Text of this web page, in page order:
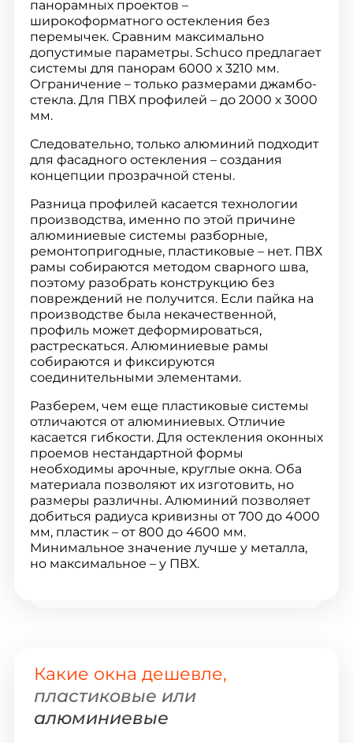
панорамных проектов –
широкоформатного остекления без
перемычек. Сравним максимально
допустимые параметры. Schuco предлагает
системы для панорам 6000 х 3210 мм.
Ограничение – только размерами джамбо-
стекла. Для ПВХ профилей – до 2000 х 3000
мм.
Следовательно, только алюминий подходит
для фасадного остекления – создания
концепции прозрачной стены.
Разница профилей касается технологии
производства, именно по этой причине
алюминиевые системы разборные,
ремонтопригодные, пластиковые – нет. ПВХ
рамы собираются методом сварного шва,
поэтому разобрать конструкцию без
повреждений не получится. Если пайка на
производстве была некачественной,
профиль может деформироваться,
растрескаться. Алюминиевые рамы
собираются и фиксируются
соединительными элементами.
Разберем, чем еще пластиковые системы
отличаются от алюминиевых. Отличие
касается гибкости. Для остекления оконных
проемов нестандартной формы
необходимы арочные, круглые окна. Оба
материала позволяют их изготовить, но
размеры различны. Алюминий позволяет
добиться радиуса кривизны от 700 до 4000
мм, пластик – от 800 до 4600 мм.
Минимальное значение лучше у металла,
но максимальное – у ПВХ.
Какие окна дешевле,
пластиковые или
алюминиевые